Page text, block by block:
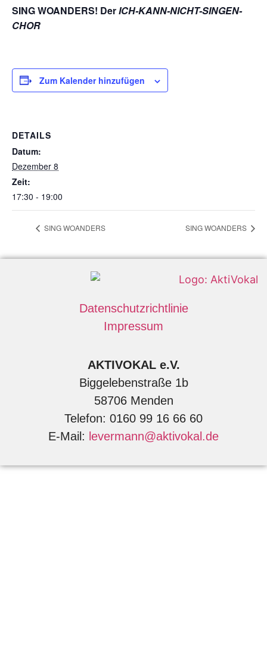
SING WOANDERS! DerICH-KANN-NICHT-SINGEN-
CHOR
Zum Kalender hinzufügen
DETAILS
Datum:
Dezember 8
Zeit:
17:30 - 19:00
SING WOANDERS SING WOANDERS
Datenschutzrichtlinie
Impressum
AKTIVOKAL e.V.
Biggelebenstraße 1b
58706 Menden
Telefon: 0160 99 16 66 60
E-Mail: levermann@aktivokal.de